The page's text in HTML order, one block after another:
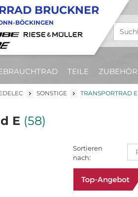
TEILE ZUBEHÖR
BRUCKNER
BÖCKINGEN
SONSTIGE TRANSPORTRAD E
E (58)
Sortieren
nach: